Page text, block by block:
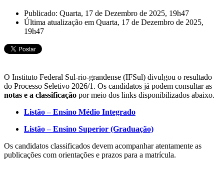
Publicado: Quarta, 17 de Dezembro de 2025, 19h47
Última atualização em Quarta, 17 de Dezembro de 2025,
19h47
O Instituto Federal Sul-rio-grandense (IFSul) divulgou o resultado
do Processo Seletivo 2026/1. Os candidatos já podem consultar as
notas e a classificação por meio dos links disponibilizados abaixo.
Listão – Ensino Médio Integrado
Listão – Ensino Superior (Graduação)
Os candidatos classificados devem acompanhar atentamente as
publicações com orientações e prazos para a matrícula.